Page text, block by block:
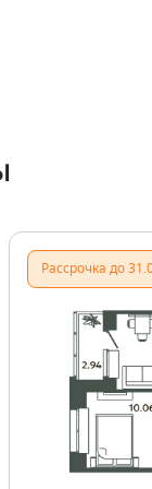
Рассрочка до